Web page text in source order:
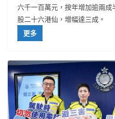
六千一百萬元，按年增加逾兩
股二十六港仙，增幅達三成。
更多